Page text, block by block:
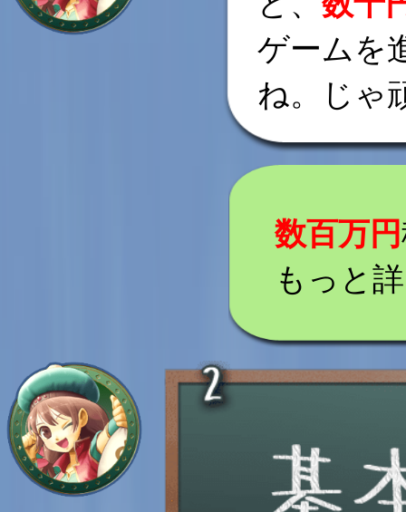
ゲームを
ね。じゃ
数百万円
もっと